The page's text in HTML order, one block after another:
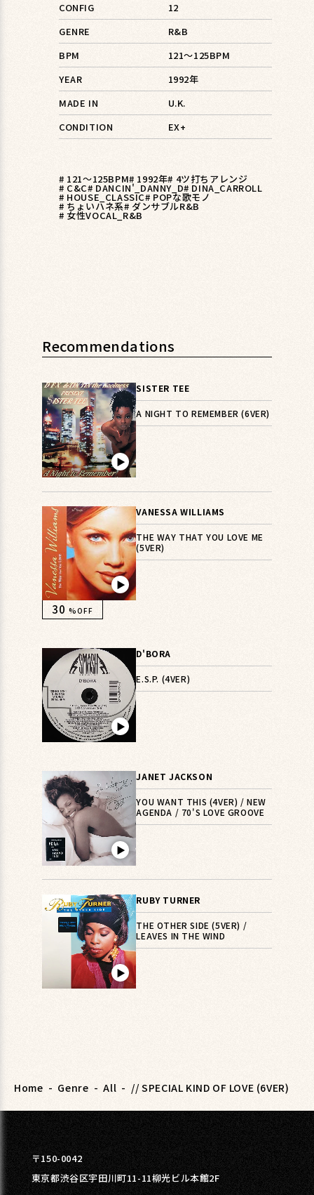
CONFIG
12
GENRE
R&B
BPM
121〜125BPM
YEAR
1992年
MADE IN
U.K.
CONDITION
EX+
# 121〜125BPM# 1992年# 4ツ打ちアレンジ
# C&C# DANCIN'_DANNY_D# DINA_CARROLL
# HOUSE_CLASSIC# POPな歌モノ
# ちょいハネ系# ダンサブルR&B
# 女性VOCAL_R&B
Recommendations
▶︎
SISTER TEE
A NIGHT TO REMEMBER (6VER)
▶︎
30 %OFF
VANESSA WILLIAMS
THE WAY THAT YOU LOVE ME
(5VER)
▶︎
D'BORA
E.S.P. (4VER)
▶︎
JANET JACKSON
YOU WANT THIS (4VER) / NEW
AGENDA / 70'S LOVE GROOVE
▶︎
RUBY TURNER
THE OTHER SIDE (5VER) /
LEAVES IN THE WIND
Home - Genre - All - // SPECIAL KIND OF LOVE (6VER)
〒150-0042
東京都渋谷区宇田川町11-11柳光ビル本館2F